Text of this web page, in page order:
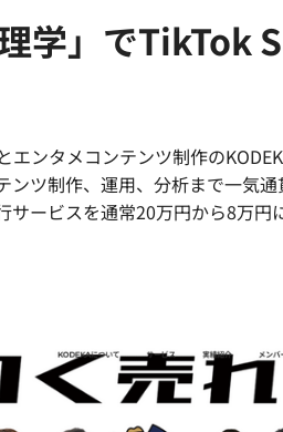
学」でTikTok
エンタメコンテンツ制作の
ンツ制作、運用、分析まで一気
サービスを通常20万円から8万円